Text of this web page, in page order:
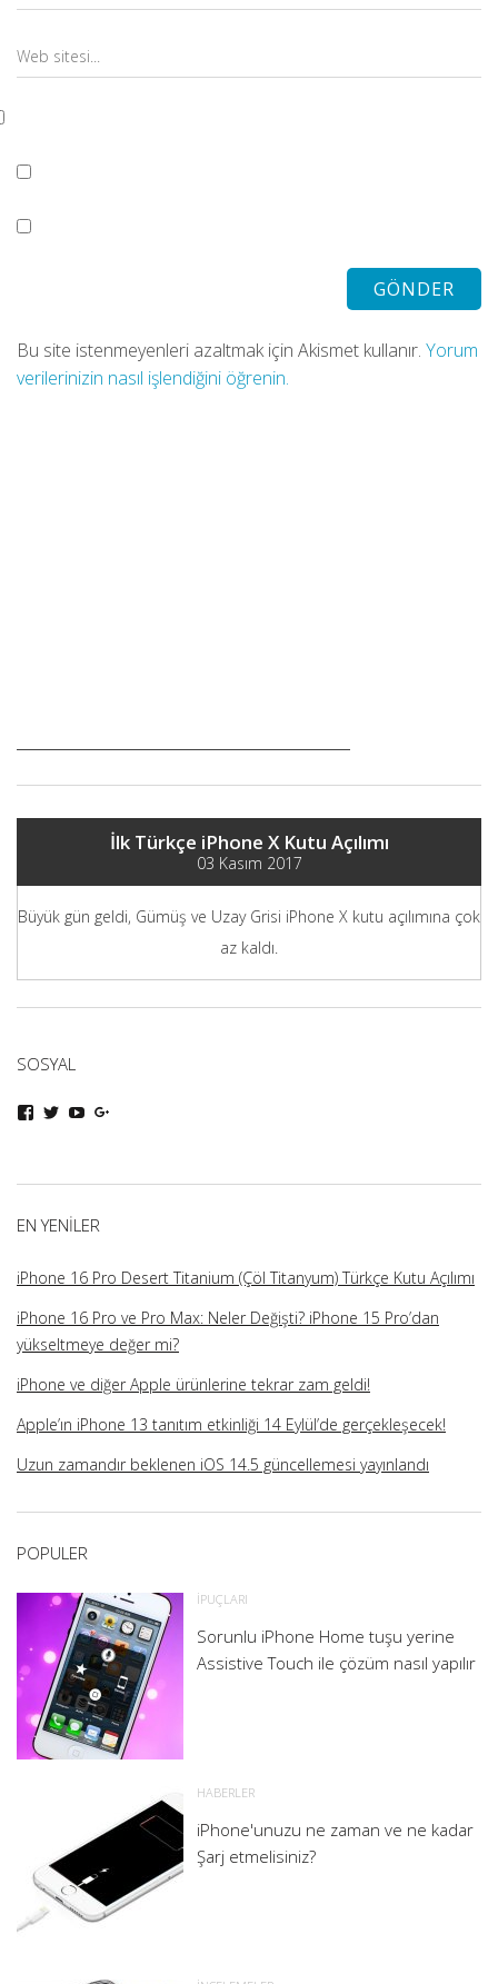
Bu site istenmeyenleri azaltmak için Akismet kullanır. Yorum
verilerinizin nasıl işlendiğini öğrenin.
İlk Türkçe iPhone X Kutu Açılımı
03 Kasım 2017
Büyük gün geldi, Gümüş ve Uzay Grisi iPhone X kutu açılımına çok
az kaldı.
SOSYAL
iphoneturka
profilini
iphoneturka
profilini
iphoneturka
profiliniprofilini
EN YENILER
iPhone 16 Pro Desert Titanium (Çöl Titanyum) Türkçe Kutu Açılımı
iPhone 16 Pro ve Pro Max: Neler Değişti? iPhone 15 Pro’dan
yükseltmeye değer mi?
iPhone ve diğer Apple ürünlerine tekrar zam geldi!
Apple’ın iPhone 13 tanıtım etkinliği 14 Eylül’de gerçekleşecek!
Uzun zamandır beklenen iOS 14.5 güncellemesi yayınlandı
POPULER
İPUÇLARI
Sorunlu iPhone Home tuşu yerine
Assistive Touch ile çözüm nasıl yapılır
HABERLER
iPhone'unuzu ne zaman ve ne kadar
Şarj etmelisiniz?